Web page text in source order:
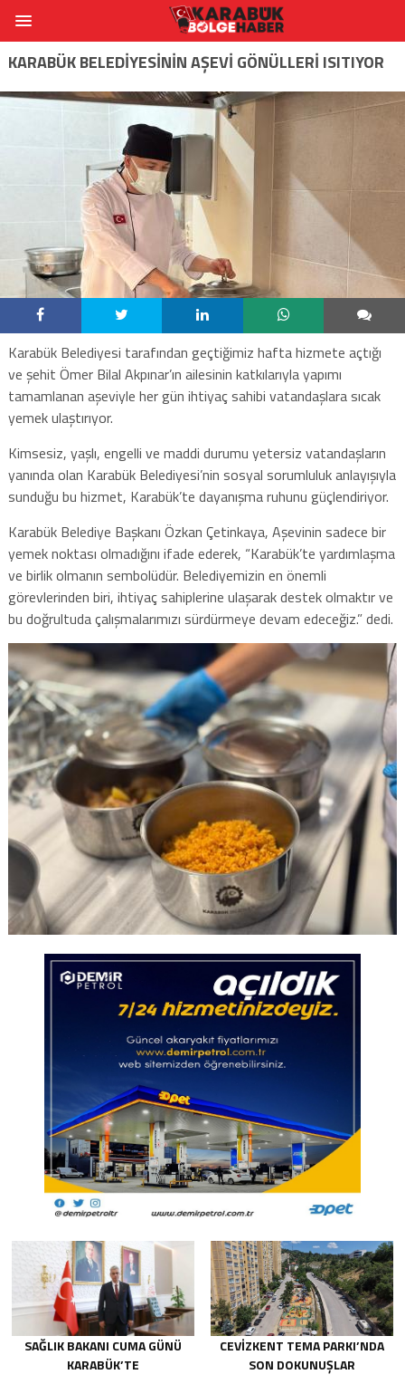
KARABÜK BELEDİYESİNİN AŞEVİ GÖNÜLLERİ ISITIYOR
Karabük Belediyesi tarafından geçtiğimiz hafta hizmete açtığı
ve şehit Ömer Bilal Akpınar’ın ailesinin katkılarıyla yapımı
tamamlanan aşeviyle her gün ihtiyaç sahibi vatandaşlara sıcak
yemek ulaştırıyor.
Kimsesiz, yaşlı, engelli ve maddi durumu yetersiz vatandaşların
yanında olan Karabük Belediyesi’nin sosyal sorumluluk anlayışıyla
sunduğu bu hizmet, Karabük’te dayanışma ruhunu güçlendiriyor.
Karabük Belediye Başkanı Özkan Çetinkaya, Aşevinin sadece bir
yemek noktası olmadığını ifade ederek, “Karabük’te yardımlaşma
ve birlik olmanın sembolüdür. Belediyemizin en önemli
görevlerinden biri, ihtiyaç sahiplerine ulaşarak destek olmaktır ve
bu doğrultuda çalışmalarımızı sürdürmeye devam edeceğiz.” dedi.
SAĞLIK BAKANI CUMA GÜNÜ
KARABÜK’TE
CEVİZKENT TEMA PARKI’NDA
SON DOKUNUŞLAR